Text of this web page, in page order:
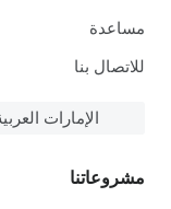
مساعدة
للاتصال بنا
الإمارات
مشروعاتنا